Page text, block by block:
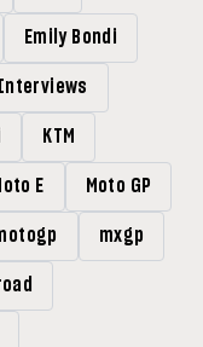
Emily Bondi
KTM
E Moto GP
mxgp